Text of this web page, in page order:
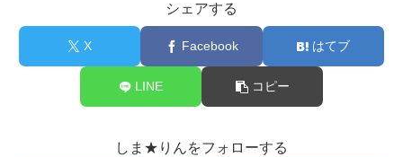
シェアする
X Facebook はてブ
LINE コピー
しま★りんをフォローする